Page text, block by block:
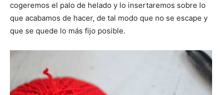
cogeremos el palo de helado y lo insertaremos sobre lo
que acabamos de hacer, de tal modo que no se escape y
que se quede lo más fijo posible.